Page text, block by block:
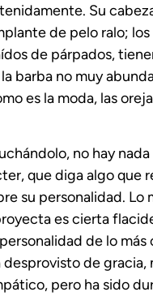
Su
de pelo ralo; los
de párpados,
barba no muy
es la moda, las
no hay
que diga algo que
su personalidad. Lo
es cierta
de lo más
de gracia,
pero ha sido